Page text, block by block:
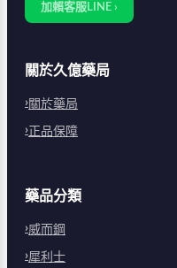
加賴客服LINE ›
關於久億藥局
關於藥局
正品保障
藥品分類
威而鋼
犀利士